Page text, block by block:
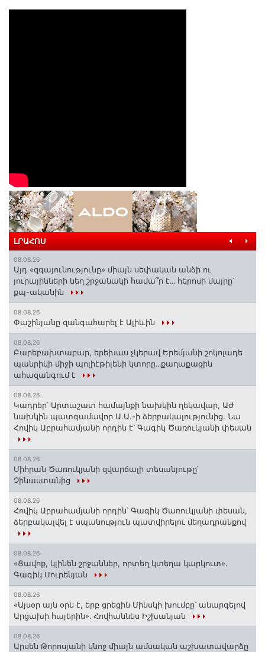
ԼՐԱՀՈՍ
08.08.26
Այդ «զգայունությունը» միայն սեփական անձի ու
յուրայինների նեղ շրջանակի համա՞ր է․․․ հերոսի մայրը՝
քպ-ականին
08.08.26
Փաշինյանը զանգահարել է Ալիևին
08.08.26
Բարեբախտաբար, երեխաս չկերավ Երեմյանի շոկոլադե
պանրիկի միջի պոլիէթիլենի կտորը․․․քաղաքացին
ահազանգում է
08.08.26
Կադրեր՝ Արտաշատ համայնքի նախկին ղեկավար, ԱԺ
նախկին պատգամավոր Ա.Ա.-ի ձերբակալությունից. Նա
Հովիկ Աբրահամյանի որդին է՝ Գագիկ Ծառուկյանի փեսան
08.08.26
Միհրան Ծառուկյանի զվարճալի տեսանյութը՝
Չինաստանից
08.08.26
Հովիկ Աբրահամյանի որդին՝ Գագիկ Ծառուկյանի փեսան,
ձերբակալվել է սպանություն պատվիրելու մեղադրանքով
08.08.26
«Ցավոք, կլինեն շրջաններ, որտեղ կտեղա կարկուտ»․
Գագիկ Սուրենյան
08.08.26
«Այսօր այն օրն է, երբ ցրեցին Մինսկի խումբը՝ անարգելով
Արցախի հայերին»․ Հովհաննես Իշխանյան
08.08.26
Արսեն Թորոսյանի կնոջ միայն ամսական աշխատավարձը